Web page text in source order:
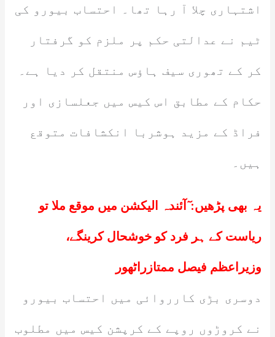
اشتہاری چلا آ رہا تھا۔ احتساب بیورو کی
ٹیم نے عدالتی حکم پر ملزم کو گرفتار
کر کے تھوری سیف ہاؤس منتقل کر دیا ہے۔
حکام کے مطابق اس کیس میں جعلسازی اور
فراڈ کے مزید ہوشربا انکشافات متوقع
ہیں۔
یہ بھی پڑھیں: ٓآئندہ الیکشن میں موقع ملا تو
ریاست کے ہر فرد کو خوشحال کرینگے،
وزیراعظم فیصل ممتازراٹھور
دوسری بڑی کارروائی میں احتساب بیورو
نے کروڑوں روپے کے کرپشن کیس میں مطلوب